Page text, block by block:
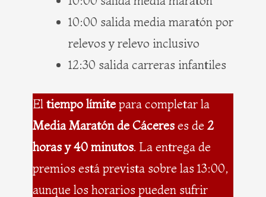
10:00 salida media maratón por
relevos y relevo inclusivo
12:30 salida carreras infantiles
El tiempo límite para completar la
Media Maratón de Cáceres es de 2
horas y 40 minutos. La entrega de
premios está prevista sobre las 13:00,
aunque los horarios pueden sufrir